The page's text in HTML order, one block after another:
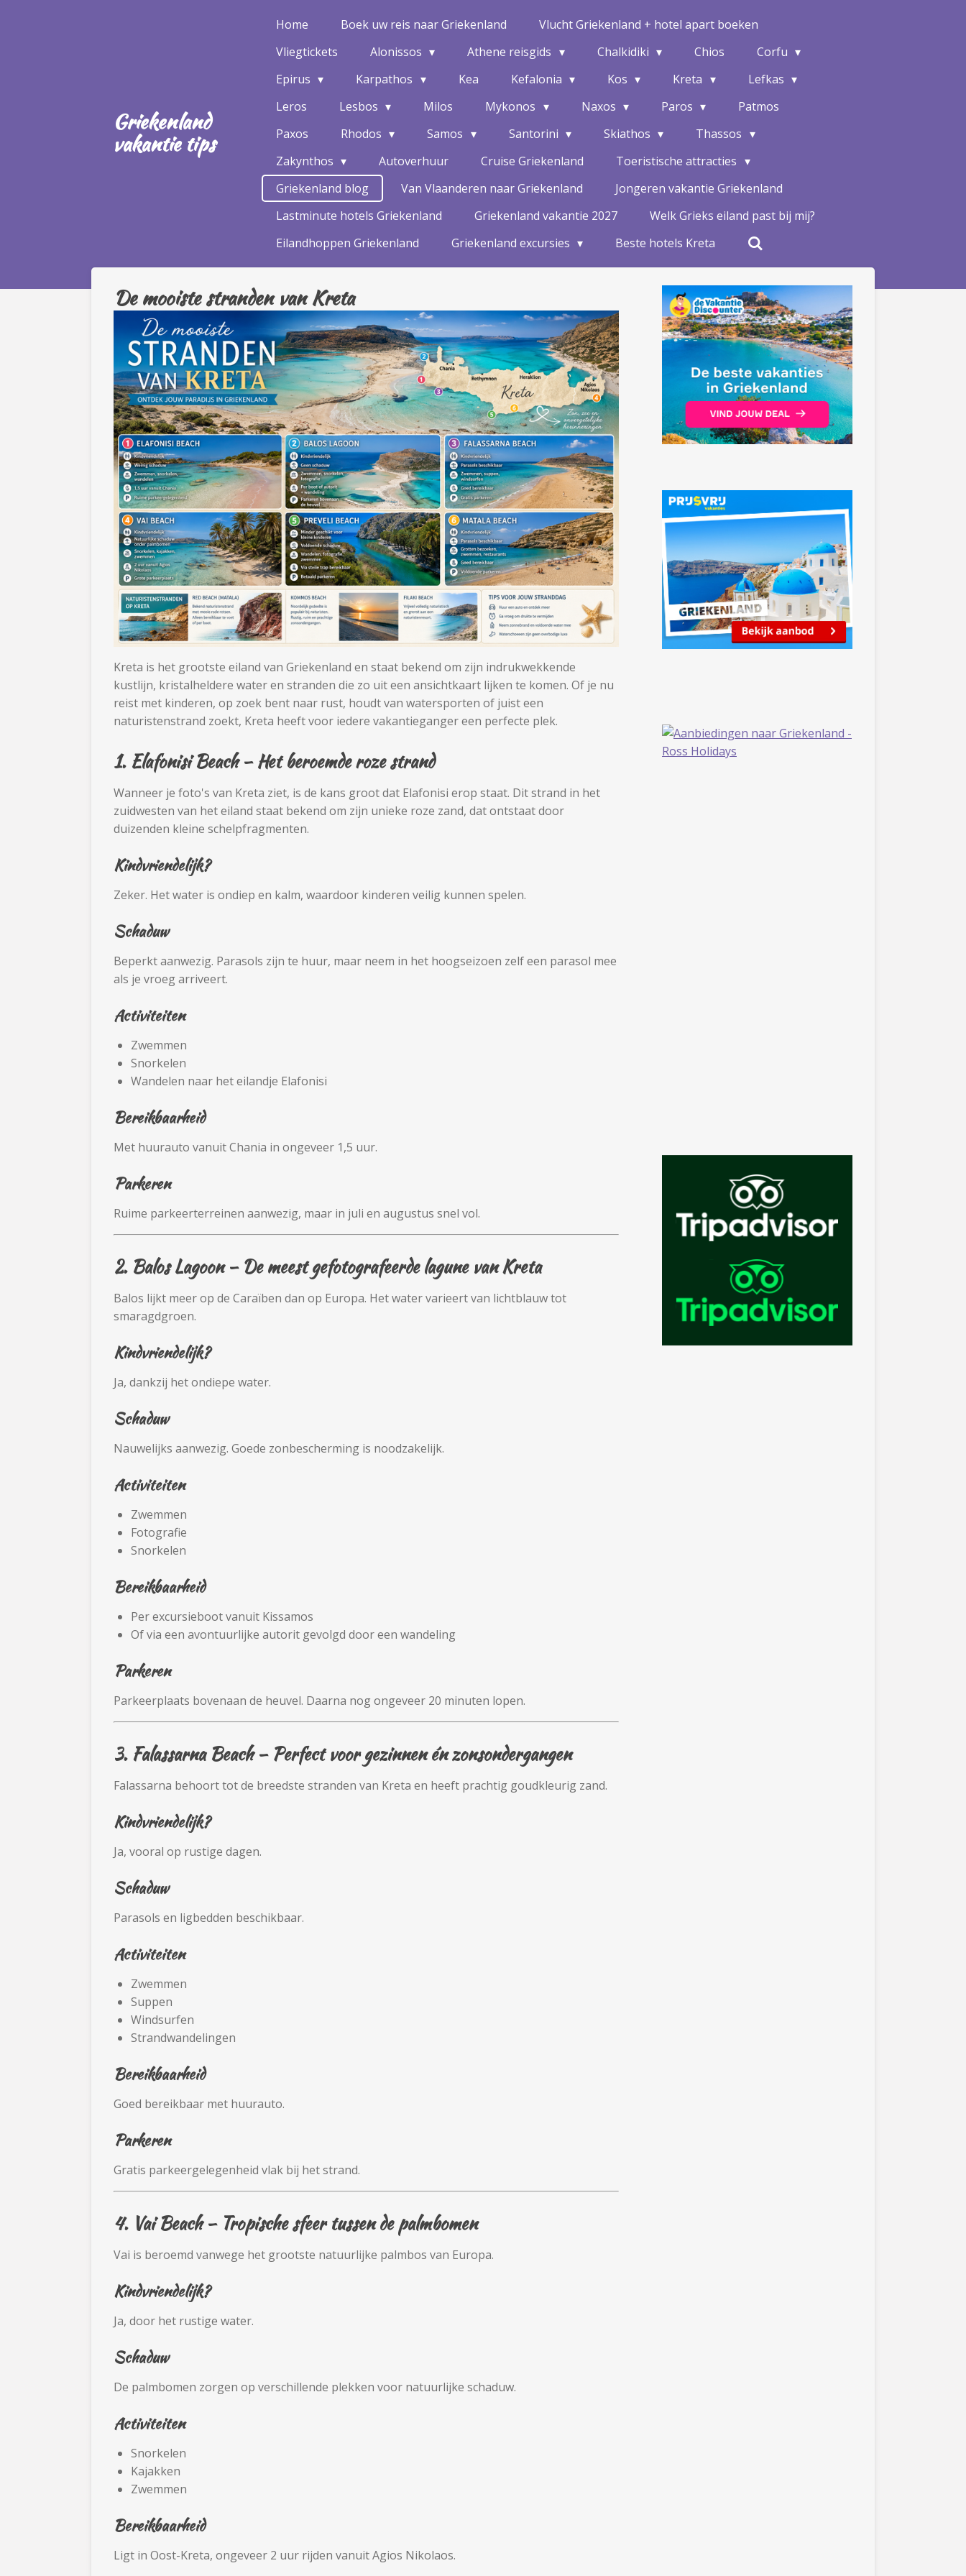
Griekenland
vakantie tips
Home Boek uw reis naar Griekenland
Vlucht Griekenland + hotel apart boeken
Vliegtickets
Alonissos Athene reisgids Chalkidiki Chios
Corfu
Epirus
Karpathos Kea Kefalonia Kos Kreta
Lefkas
Leros
Lesbos Milos Mykonos Naxos Paros
Patmos
Paxos
Rhodos Samos Santorini Skiathos
Thassos
Zakynthos
Autoverhuur Cruise Griekenland
Toeristische attracties
Griekenland blog
Van Vlaanderen naar Griekenland
Jongeren vakantie Griekenland
Lastminute hotels Griekenland
Griekenland vakantie 2027
Welk Grieks eiland past bij mij?
Eilandhoppen Griekenland
Griekenland excursies Beste hotels Kreta
De mooiste stranden van Kreta
Kreta is het grootste eiland van Griekenland en staat bekend om zijn indrukwekkende
kustlijn, kristalheldere water en stranden die zo uit een ansichtkaart lijken te komen. Of je nu
reist met kinderen, op zoek bent naar rust, houdt van watersporten of juist een
naturistenstrand zoekt, Kreta heeft voor iedere vakantieganger een perfecte plek.
1. Elafonisi Beach– Het beroemde roze strand
Wanneer je foto's van Kreta ziet, is de kans groot dat Elafonisi erop staat. Dit strand in het
zuidwesten van het eiland staat bekend om zijn unieke roze zand, dat ontstaat door
duizenden kleine schelpfragmenten.
Kindvriendelijk?
Zeker. Het water is ondiep en kalm, waardoor kinderen veilig kunnen spelen.
Schaduw
Beperkt aanwezig. Parasols zijn te huur, maar neem in het hoogseizoen zelf een parasol mee
als je vroeg arriveert.
Activiteiten
Zwemmen
Snorkelen
Wandelen naar het eilandje Elafonisi
Bereikbaarheid
Met huurauto vanuit Chania in ongeveer 1,5 uur.
Parkeren
Ruime parkeerterreinen aanwezig, maar in juli en augustus snel vol.
2. Balos Lagoon– De meest gefotografeerde lagune van Kreta
Balos lijkt meer op de Caraïben dan op Europa. Het water varieert van lichtblauw tot
smaragdgroen.
Kindvriendelijk?
Ja, dankzij het ondiepe water.
Schaduw
Nauwelijks aanwezig. Goede zonbescherming is noodzakelijk.
Activiteiten
Zwemmen
Fotografie
Snorkelen
Bereikbaarheid
Per excursieboot vanuit Kissamos
Of via een avontuurlijke autorit gevolgd door een wandeling
Parkeren
Parkeerplaats bovenaan de heuvel. Daarna nog ongeveer 20 minuten lopen.
3. Falassarna Beach– Perfect voor gezinnen én zonsondergangen
Falassarna behoort tot de breedste stranden van Kreta en heeft prachtig goudkleurig zand.
Kindvriendelijk?
Ja, vooral op rustige dagen.
Schaduw
Parasols en ligbedden beschikbaar.
Activiteiten
Zwemmen
Suppen
Windsurfen
Strandwandelingen
Bereikbaarheid
Goed bereikbaar met huurauto.
Parkeren
Gratis parkeergelegenheid vlak bij het strand.
4. Vai Beach– Tropische sfeer tussen de palmbomen
Vai is beroemd vanwege het grootste natuurlijke palmbos van Europa.
Kindvriendelijk?
Ja, door het rustige water.
Schaduw
De palmbomen zorgen op verschillende plekken voor natuurlijke schaduw.
Activiteiten
Snorkelen
Kajakken
Zwemmen
Bereikbaarheid
Ligt in Oost-Kreta, ongeveer 2 uur rijden vanuit Agios Nikolaos.